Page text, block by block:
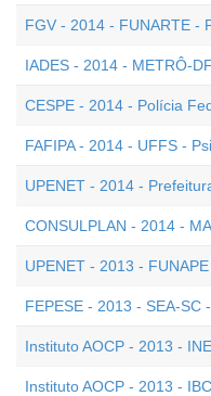
FGV - 2014 - FUNARTE -
IADES - 2014 - METRÔ-
CESPE - 2014 - Polícia
FAFIPA - 2014 - UFFS -
UPENET - 2014 -
CONSULPLAN - 2014 -
UPENET - 2013 -
FEPESE - 2013 - SEA-SC
Instituto AOCP - 2013 -
Instituto AOCP - 2013 -